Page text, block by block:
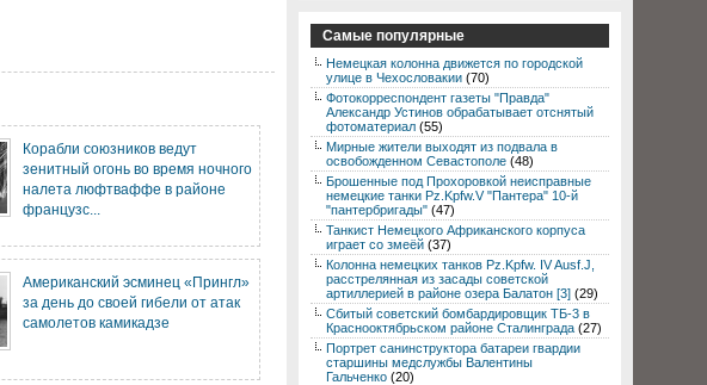
Корабли союзников ведут
зенитный огонь во время ночного
налета люфтваффе в районе
французс...
Американский эсминец «Прингл»
за день до своей гибели от атак
самолетов камикадзе
Самые популярные
Немецкая колонна движется по городской
улице в Чехословакии (70)
Фотокорреспондент газеты "Правда"
Александр Устинов обрабатывает отснятый
фотоматериал (55)
Мирные жители выходят из подвала в
освобожденном Севастополе (48)
Брошенные под Прохоровкой неисправные
немецкие танки Pz.Kpfw.V "Пантера" 10-й
"пантербригады" (47)
Танкист Немецкого Африканского корпуса
играет со змеёй (37)
Колонна немецких танков Pz.Kpfw. IV Ausf.J,
расстрелянная из засады советской
артиллерией в районе озера Балатон [3] (29)
Сбитый советский бомбардировщик ТБ-3 в
Краснооктябрьском районе Сталинграда (27)
Портрет санинструктора батареи гвардии
старшины медслужбы Валентины
Гальченко (20)